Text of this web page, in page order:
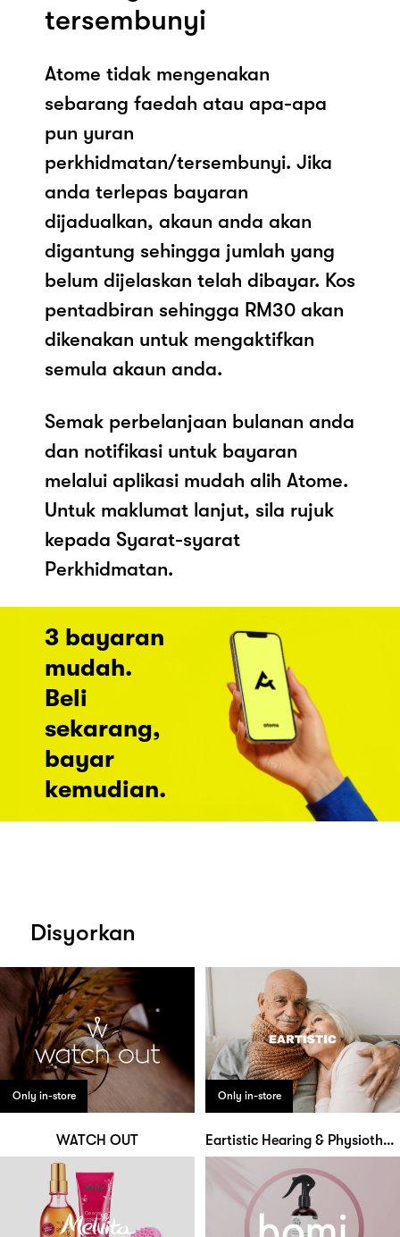
tersembunyi
Atome tidak mengenakan
sebarang faedah atau apa-apa
pun yuran
perkhidmatan/tersembunyi. Jika
anda terlepas bayaran
dijadualkan, akaun anda akan
digantung sehingga jumlah yang
belum dijelaskan telah dibayar. Kos
pentadbiran sehingga RM30 akan
dikenakan untuk mengaktifkan
semula akaun anda.
Semak perbelanjaan bulanan anda
dan notifikasi untuk bayaran
melalui aplikasi mudah alih Atome.
Untuk maklumat lanjut, sila rujuk
kepada Syarat-syarat
Perkhidmatan.
3 bayaran
mudah.
Beli
sekarang,
bayar
kemudian.
Disyorkan
Only in-store
WATCH OUT
Only in-store
Eartistic Hearing & Physiotherapy Centre